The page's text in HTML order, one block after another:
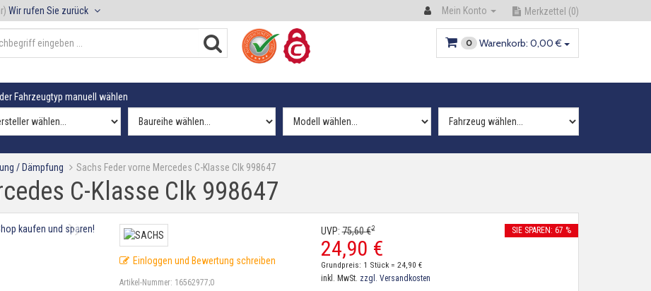
Wir rufen Sie zurück Mein Konto Merkzettel (0)
0 Warenkorb: 0,00 €
Fahrzeugtyp manuell wählen
/ Dämpfung Sachs Feder vorne Mercedes C-Klasse Clk 998647
C-Klasse Clk 998647
Einloggen und Bewertung schreiben
Artikel-Nummer: 16562977;0
UVP:75,60€2
24,90 €
SIE SPAREN: 67 %
Grundpreis: 1 Stück = 24,90 €
inkl. MwSt. zzgl. Versandkosten